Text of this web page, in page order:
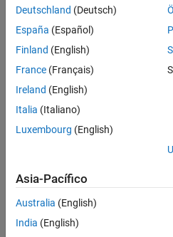
Deutschland (Deutsch)
España (Español)
Finland (English)
France (Français)
Ireland (English)
Italia (Italiano)
Luxembourg (English)
Asia-Pacífico
Australia (English)
India (English)
Información de contacto
© 1994-2026 The MathWorks, Inc.